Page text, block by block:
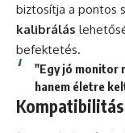
biztosítja a pontos
kalibrálás
befektetés.
"Egy jó monitor
hanem életre